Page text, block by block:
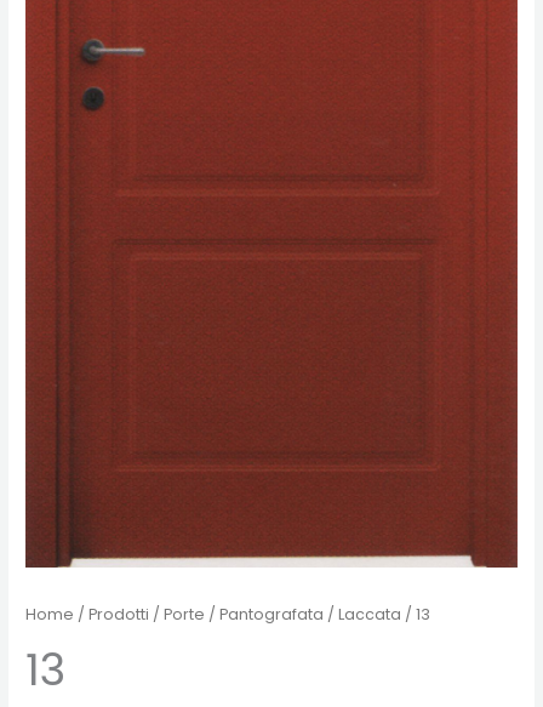
Home /Prodotti /Porte /Pantografata /Laccata / 13
13